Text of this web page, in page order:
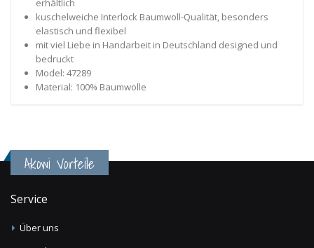
erhältlich
kuschelweiche Interlock Baumwoll-Qualität, besonders
elastisch und flexibel
mit viel Liebe in Handarbeit in Deutschland designed und
bedruckt
Model: 47289
Material: 100% Baumwolle
Akowi Vorteile
Service
Über uns